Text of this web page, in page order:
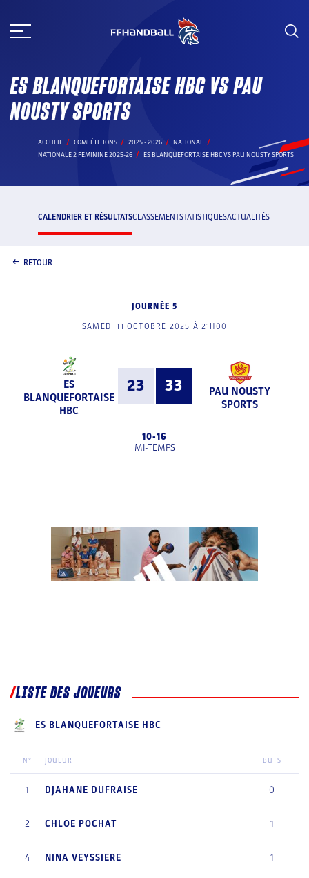
au
ES BLANQUEFORTAISE HBC VS PAU
NOUSTY SPORTS
ACCUEIL COMPÉTITIONS 2025 - 2026
NATIONAL
NATIONALE 2 FEMININE 2025-26
ES BLANQUEFORTAISE HBC VS PAU NOUSTY SPORTS
CALENDRIER ET RÉSULTATSCLASSEMENTSTATISTIQUESACTUALITÉS
RETOUR
JOURNÉE 5
SAMEDI 11 OCTOBRE 2025 À 21H00
ES
BLANQUEFORTAISE
HBC
23 33
PAU NOUSTY
SPORTS
10-16
MI-TEMPS
LISTE DES JOUEURS
ES BLANQUEFORTAISE HBC
N° JOUEUR BUTS
1 DJAHANE DUFRAISE 0
2 CHLOE POCHAT 1
4 NINA VEYSSIERE 1